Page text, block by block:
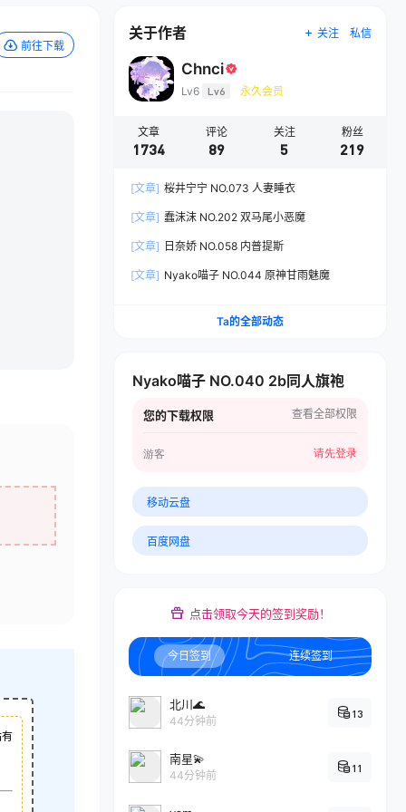
前往下载
关于作者 关注 私信
Chnci
Lv6 Lv6 永久会员
文章
1734
评论
89
关注
5
粉丝
219
[文章] 桜井宁宁 NO.073 人妻睡衣
[文章] 蠢沫沫 NO.202 双马尾小恶魔
[文章] 日奈娇 NO.058 内普提斯
[文章] Nyako喵子 NO.044 原神甘雨魅魔
Ta的全部动态
Nyako喵子 NO.040 2b同人旗袍
您的下载权限 查看全部权限
游客 请先登录
移动云盘
百度网盘
点击领取今天的签到奖励！
今日签到 连续签到
北川🌊
44分钟前
13
南星💫
44分钟前
11